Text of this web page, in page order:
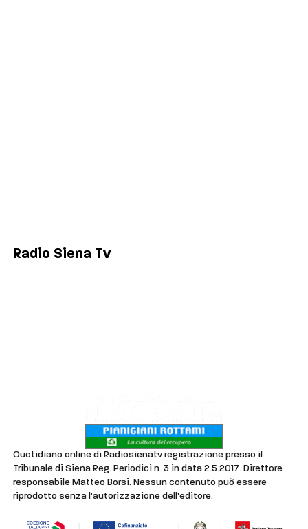
Radio Siena Tv
Quotidiano online di Radiosienatv registrazione presso il
Tribunale di Siena Reg. Periodici n. 3 in data 2.5.2017. Direttore
responsabile Matteo Borsi. Nessun contenuto può essere
riprodotto senza l'autorizzazione dell'editore.